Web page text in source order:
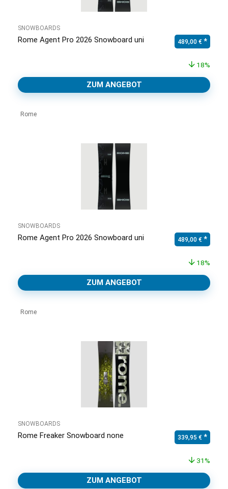
SNOWBOARDS
Rome Agent Pro 2026 Snowboard uni Ursprünglicher
489,00 €
18%
ZUM ANGEBOT
Rome
SNOWBOARDS
Rome Agent Pro 2026 Snowboard uni Ursprünglicher
489,00 €
18%
ZUM ANGEBOT
Rome
SNOWBOARDS
Rome Freaker Snowboard none Ursprünglicher
339,95 €
31%
ZUM ANGEBOT